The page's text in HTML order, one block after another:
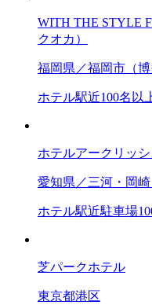
WITH THE STYLE
クオカ）
福岡県／福岡市（博
ホテル駅近100名以
ホテルアークリッ
愛知県／三河・岡
ホテル駅近駐車場
芝パークホテル
東京都港区